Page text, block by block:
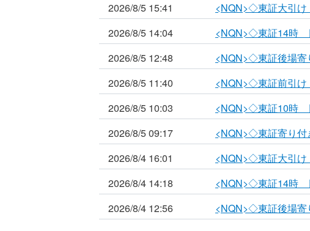
2026/8/5 15:41
<NQN>◇東証大引
2026/8/5 14:04
<NQN>◇東証14時
2026/8/5 12:48
<NQN>◇東証後場
2026/8/5 11:40
<NQN>◇東証前引
2026/8/5 10:03
<NQN>◇東証10時
2026/8/5 09:17
<NQN>◇東証寄り
2026/8/4 16:01
<NQN>◇東証大引
2026/8/4 14:18
<NQN>◇東証14時
2026/8/4 12:56
<NQN>◇東証後場